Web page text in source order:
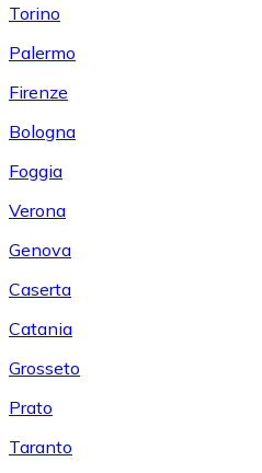
Torino
Palermo
Firenze
Bologna
Foggia
Verona
Genova
Caserta
Catania
Grosseto
Prato
Taranto